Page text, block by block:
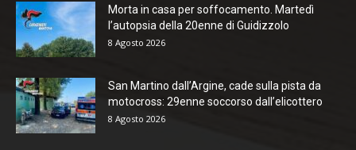
Morta in casa per soffocamento. Martedì
l’autopsia della 20enne di Guidizzolo
8 Agosto 2026
San Martino dall’Argine, cade sulla pista da
motocross: 29enne soccorso dall’elicottero
8 Agosto 2026